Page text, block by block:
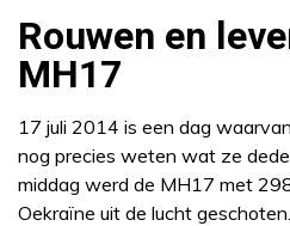
Rouwen en
MH17
17 juli 2014 is een dag
nog precies weten wat ze
middag werd de MH17 met
Oekraïne uit de lucht